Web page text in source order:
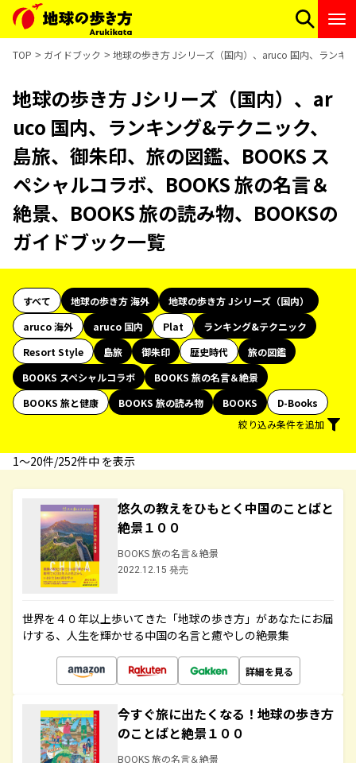
TOP ガイドブック 地球の歩き方 Jシリーズ（国内）、aruco 国内、ランキ
地球の歩き方 Jシリーズ（国内）、ar
uco 国内、ランキング&テクニック、
島旅、御朱印、旅の図鑑、BOOKS ス
ペシャルコラボ、BOOKS 旅の名言＆
絶景、BOOKS 旅の読み物、BOOKSの
ガイドブック一覧
すべて 地球の歩き方 海外
地球の歩き方 Jシリーズ（国内）
aruco 海外
aruco 国内 Plat
ランキング&テクニック
Resort Style
島旅 御朱印 歴史時代
旅の図鑑
BOOKS スペシャルコラボ
BOOKS 旅の名言＆絶景
BOOKS 旅と健康
BOOKS 旅の読み物 BOOKS
D-Books
絞り込み条件を追加
1〜20件/252件中 を表示
悠久の教えをひもとく中国のことばと
絶景１００
BOOKS 旅の名言＆絶景
2022.12.15 発売
世界を４０年以上歩いてきた「地球の歩き方」があなたにお届
けする、人生を輝かせる中国の名言と癒やしの絶景集
詳細を見る
今すぐ旅に出たくなる！地球の歩き方
のことばと絶景１００
BOOKS 旅の名言＆絶景